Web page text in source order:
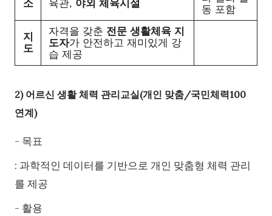
소 육관, 야외 체육시설
동 포함
지
도
자격을 갖춘 전문 생활체육 지
도자가 안전하고 재미있게 강
습 제공
2) 어르신 생활 체력 관리교실(개인 맞춤/국민체력100
연계)
- 목표
: 과학적인 데이터를 기반으로 개인 맞춤형 체력 관리
를 제공
- 활용